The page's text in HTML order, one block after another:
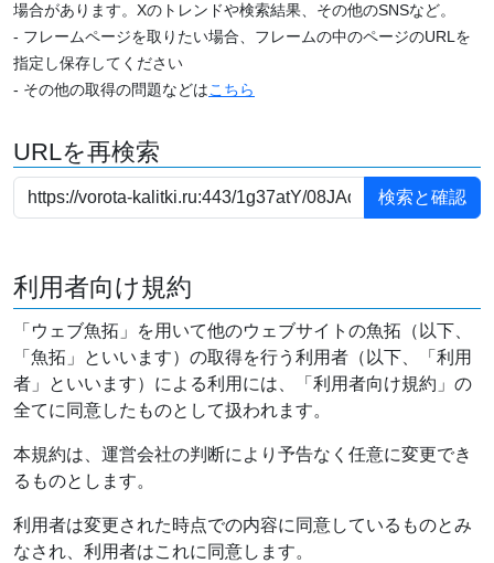
場合があります。Xのトレンドや検索結果、その他のSNSなど。
- フレームページを取りたい場合、フレームの中のページのURLを
指定し保存してください
- その他の取得の問題などはこちら
URLを再検索
利用者向け規約
「ウェブ魚拓」を用いて他のウェブサイトの魚拓（以下、
「魚拓」といいます）の取得を行う利用者（以下、「利用
者」といいます）による利用には、「利用者向け規約」の
全てに同意したものとして扱われます。
本規約は、運営会社の判断により予告なく任意に変更でき
るものとします。
利用者は変更された時点での内容に同意しているものとみ
なされ、利用者はこれに同意します。